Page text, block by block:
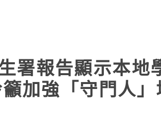
署報告顯示本地
加強「守門人